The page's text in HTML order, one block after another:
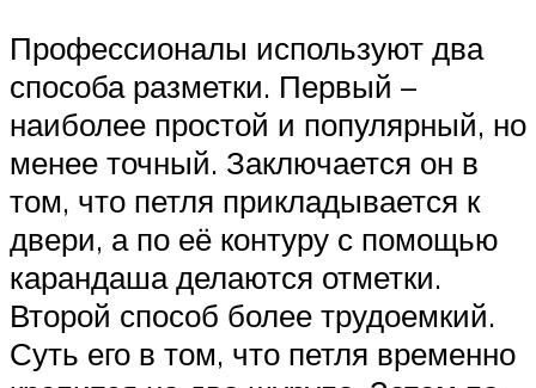
Профессионалы используют два
способа разметки. Первый –
наиболее простой и популярный, но
менее точный. Заключается он в
том, что петля прикладывается к
двери, а по её контуру с помощью
карандаша делаются отметки.
Второй способ более трудоемкий.
Суть его в том, что петля временно